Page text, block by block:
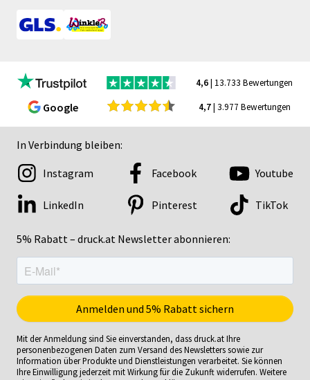
4,6| 13.733 Bewertungen
Google 4,7| 3.977 Bewertungen
In Verbindung bleiben:
5% Rabatt – druck.at Newsletter abonnieren:
Instagram Facebook Youtube
LinkedIn Pinterest TikTok
Mit der Anmeldung sind Sie einverstanden, dass druck.at Ihre
personenbezogenen Daten zum Versand des Newsletters sowie zur
Information über Produkte und Dienstleistungen verarbeitet. Sie können
Ihre Einwilligung jederzeit mit Wirkung für die Zukunft widerrufen. Weitere